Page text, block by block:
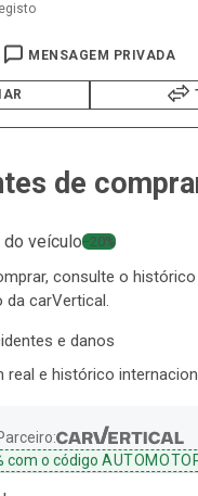
MENSAGEM PRIVADA
de
veículo−20%
consulte o
da carVertical.
e danos
real e histórico
com o código